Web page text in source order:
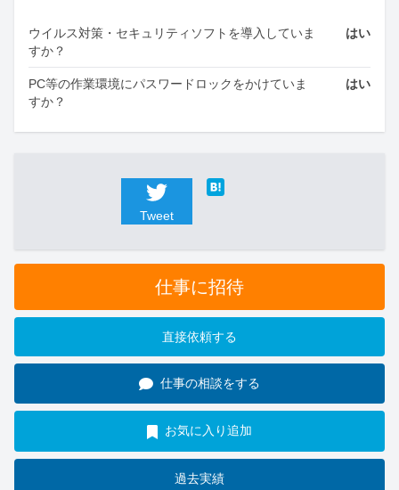
ウイルス対策・セキュリティソフトを導入していま
すか？
はい
PC等の作業環境にパスワードロックをかけていま
すか？
はい
Tweet
仕事に招待
直接依頼する
仕事の相談をする
お気に入り追加
過去実績